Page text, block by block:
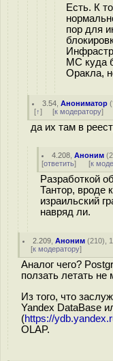
Есть. К
пор для
МС куда
Оракла,
3.54 ,Анониматор (
[↑] [к модератору]
да их там в
4.208 ,Аноним (
[ответить] [к
Разработкой
Тантор, вроде
израильский
навряд ли.
2.209 ,Аноним (210),
[к модератору]
Аналог чего?
ползать летать не
Из того, что
Yandex DataBase
(https://
OLAP.